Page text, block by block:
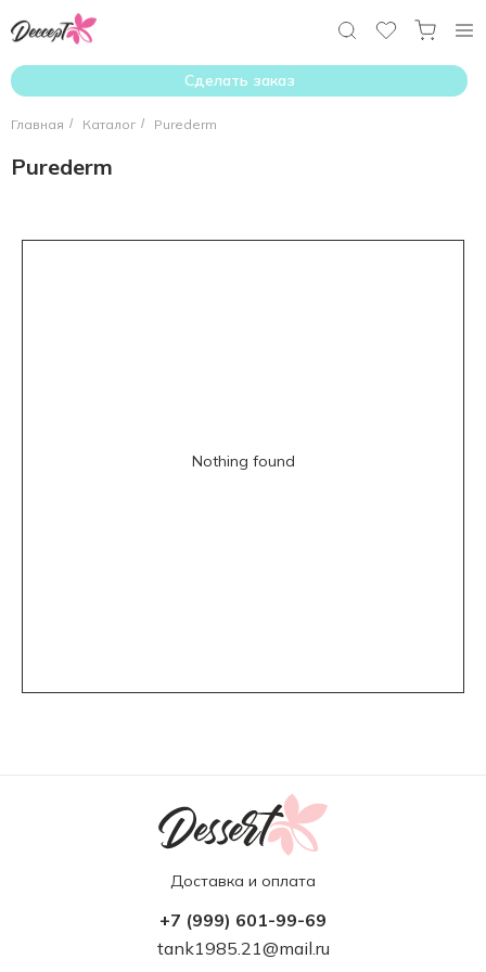
Сделать заказ
Главная / Каталог / Purederm
Purederm
Nothing found
Доставка и оплата
+7 (999) 601-99-69
tank1985.21@mail.ru